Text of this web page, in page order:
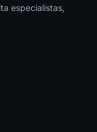
especialistas,